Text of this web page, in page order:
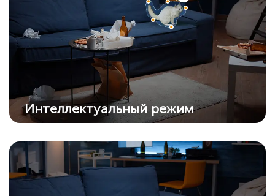
Интеллектуальный режим
Камера автоматически перейдет в цветной
режим из режима ИК, когда обнаружит
подозрительный объект.